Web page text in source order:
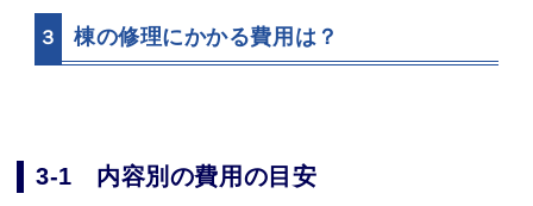
３ 棟の修理にかかる費用は？
3-1 内容別の費用の目安